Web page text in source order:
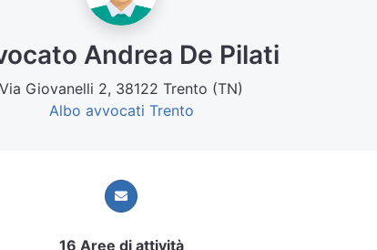
Andrea De Pilati
Via Giovanelli 2, 38122 Trento (TN)
Albo avvocati Trento
16 Aree di attività